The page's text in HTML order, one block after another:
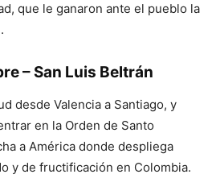
que le ganaron ante el pueblo la
– San Luis Beltrán
desde Valencia a Santiago, y
en la Orden de Santo
a América donde despliega
y de fructificación en Colombia.